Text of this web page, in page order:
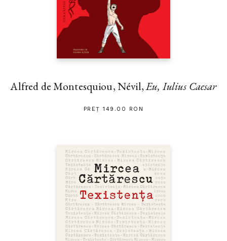
Alfred de Montesquiou, Névil,Eu, Iulius Caesar
PREȚ 149.00 RON